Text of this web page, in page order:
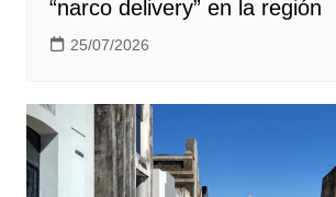
“narco delivery” en la región
25/07/2026